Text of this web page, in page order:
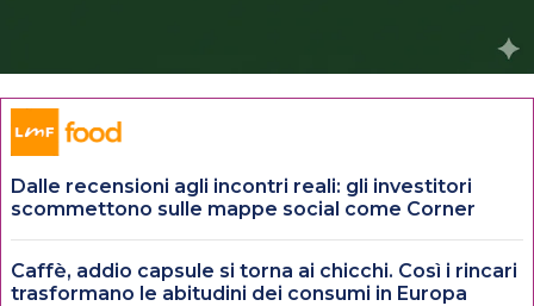
Dalle recensioni agli incontri reali: gli investitori
scommettono sulle mappe social come Corner
Caffè, addio capsule si torna ai chicchi. Così i rincari
trasformano le abitudini dei consumi in Europa